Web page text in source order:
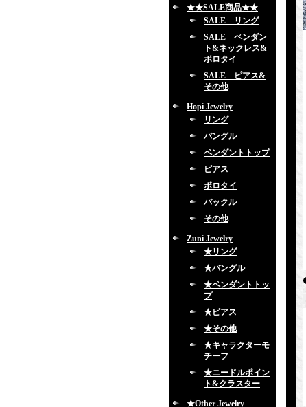
★★SALE商品★★
SALE リング
SALE ペンダン
ト&ネックレス&
ボロタイ
SALE ピアス&
その他
Hopi Jewelry
リング
バングル
ペンダントトップ
ピアス
ボロタイ
バックル
その他
Zuni Jewelry
★リング
★バングル
★ペンダントトッ
プ
★ピアス
★その他
★キャラクターモ
チーフ
★ニードルポイン
ト&クラスター
★Other Jewelry